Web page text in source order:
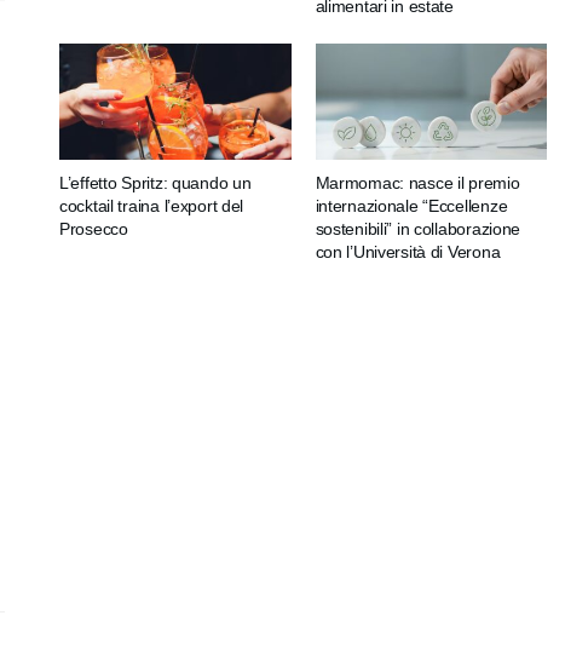
alimentari in estate
L’effetto Spritz: quando un
cocktail traina l’export del
Prosecco
Marmomac: nasce il premio
internazionale “Eccellenze
sostenibili” in collaborazione
con l’Università di Verona